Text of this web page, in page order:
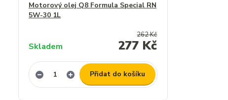
Motorový olej Q8 Formula Special RN
5W-30 1L
262 Kč
277 Kč
Skladem
Přidat do košíku